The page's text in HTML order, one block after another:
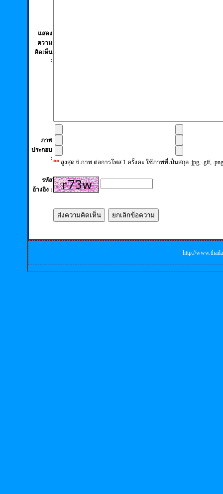
แสดง
ความ
คิดเห็น
:
ภาพ
ประกอบ
:
**สูงสุด 6 ภาพ ต่อการโพส 1 ครั้งคะ ใช้ภาพที่เป็นสกุล .jpg, .gif,
รหัส
อ้างอิง :
http://